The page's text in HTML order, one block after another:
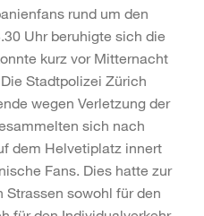
rund um den
Uhr beruhigte sich die
kurz vor Mitternacht
Stadtpolizei Zürich
wegen Verletzung der
sich nach
dem Helvetiplatz innert
Fans. Dies hatte zur
Strassen sowohl für den